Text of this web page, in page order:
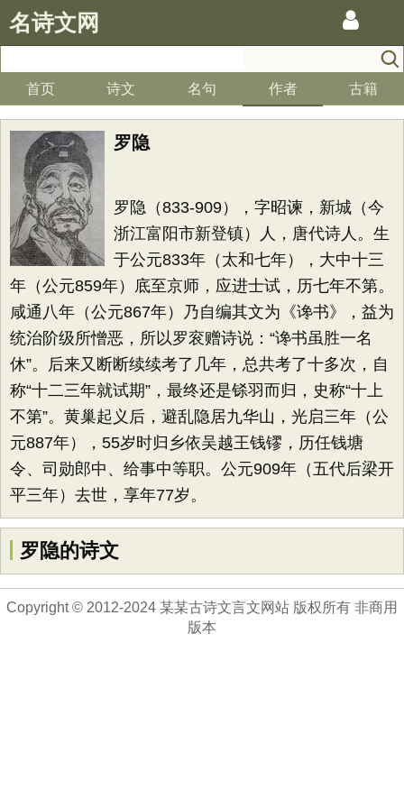
名诗文网
首页 诗文 名句 作者 古籍
罗隐
罗隐（833-909），字昭谏，新城（今
浙江富阳市新登镇）人，唐代诗人。生
于公元833年（太和七年），大中十三
年（公元859年）底至京师，应进士试，历七年不第。
咸通八年（公元867年）乃自编其文为《谗书》，益为
统治阶级所憎恶，所以罗衮赠诗说：“谗书虽胜一名
休”。后来又断断续续考了几年，总共考了十多次，自
称“十二三年就试期”，最终还是铩羽而归，史称“十上
不第”。黄巢起义后，避乱隐居九华山，光启三年（公
元887年），55岁时归乡依吴越王钱镠，历任钱塘
令、司勋郎中、给事中等职。公元909年（五代后梁开
平三年）去世，享年77岁。
罗隐的诗文
Copyright © 2012-2024 某某古诗文言文网站 版权所有 非商用
版本